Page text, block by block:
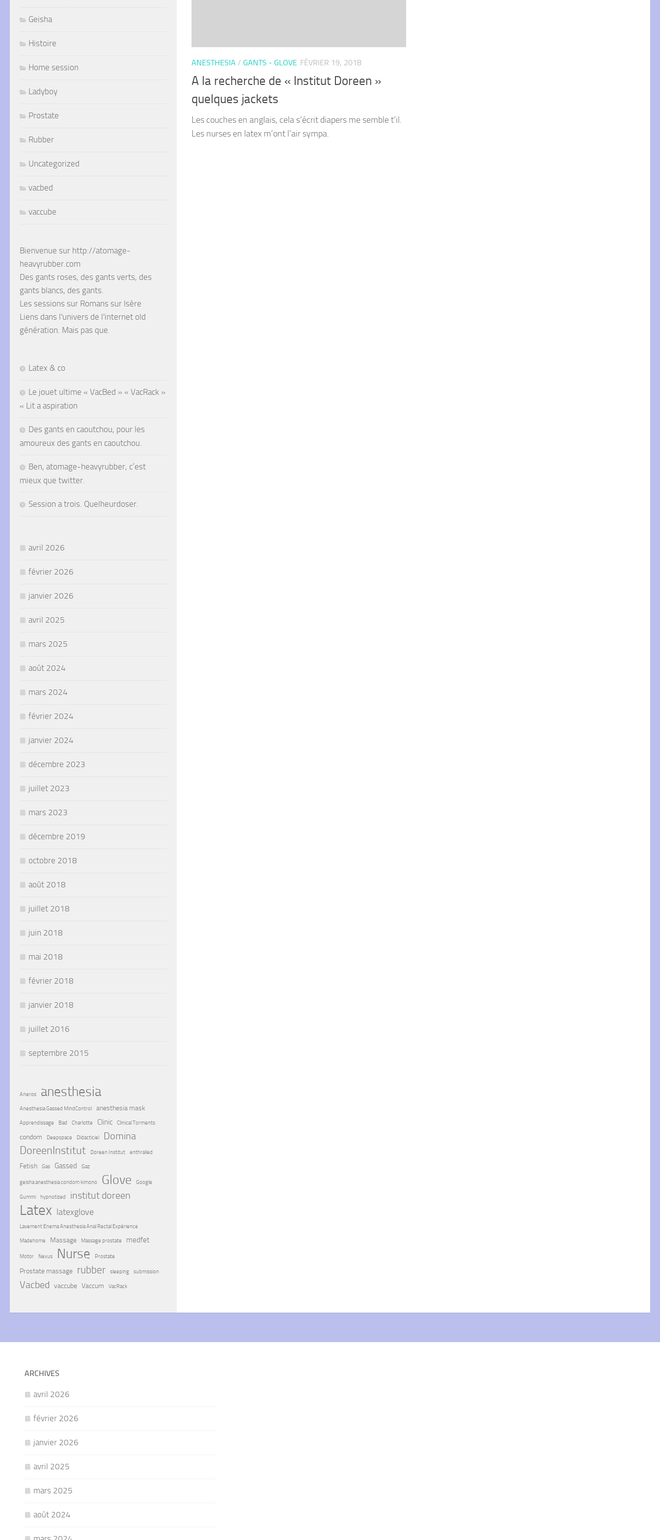
ANESTHESIA / GANTS - GLOVE FÉVRIER 19, 2018
A la recherche de « Institut Doreen »
quelques jackets
Les couches en anglais, cela s’écrit diapers me semble t’il.
Les nurses en latex m’ont l’air sympa.
Geisha
Histoire
Home session
Ladyboy
Prostate
Rubber
Uncategorized
vacbed
vaccube
Bienvenue sur http://atomage-
heavyrubber.com
Des gants roses, des gants verts, des
gants blancs, des gants.
Les sessions sur Romans sur Isère
Liens dans l'univers de l'internet old
génération. Mais pas que.
Latex & co
Le jouet ultime « VacBed » « VacRack »
« Lit a aspiration
Des gants en caoutchou, pour les
amoureux des gants en caoutchou.
Ben, atomage-heavyrubber, c’est
mieux que twitter.
Session a trois. Quelheurdoser.
avril 2026
février 2026
janvier 2026
avril 2025
mars 2025
août 2024
mars 2024
février 2024
janvier 2024
décembre 2023
juillet 2023
mars 2023
décembre 2019
octobre 2018
août 2018
juillet 2018
juin 2018
mai 2018
février 2018
janvier 2018
juillet 2016
septembre 2015
Aneros anesthesia
Anesthesia Gassed MindControl anesthesia mask
Apprendissage Bad Charlotte Clinic Clinical Torments
condom Deepspace Didacticiel Domina
DoreenInstitut Doreen Institut enthralled
Fetish Gas Gassed Gaz
geisha anesthesia condom kimono Glove Google
Gummi hypnotized institut doreen
Latex latexglove
Lavement Enema Anesthesia Anal Rectal Expérience
Madehome Massage Massage prostate medfet
Motor Nexus Nurse Prostate
Prostate massage rubber sleeping submission
Vacbed vaccube Vaccum VacRack
ARCHIVES
avril 2026
février 2026
janvier 2026
avril 2025
mars 2025
août 2024